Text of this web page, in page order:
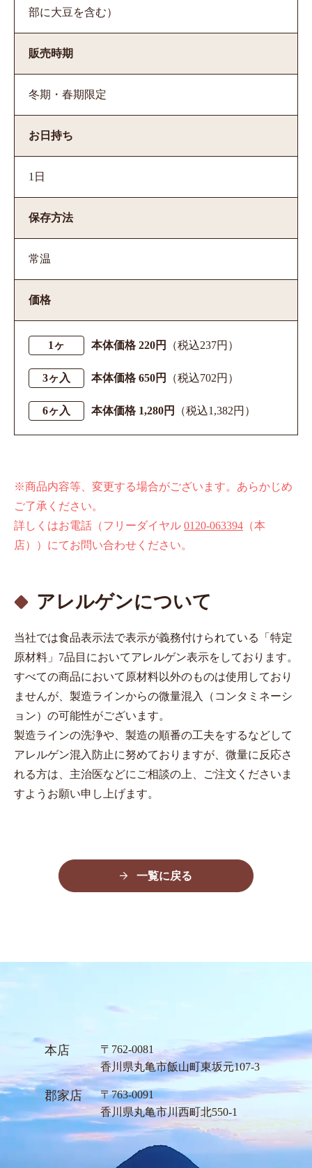
部に大豆を含む）
販売時期
冬期・春期限定
お日持ち
1日
保存方法
常温
価格
1ヶ 本体価格 220円 （税込237円）
3ヶ入 本体価格 650円 （税込702円）
6ヶ入 本体価格 1,280円 （税込1,382円）
※商品内容等、変更する場合がございます。あらかじめ
ご了承ください。
詳しくはお電話（フリーダイヤル 0120-063394 （本
店））にてお問い合わせください。
アレルゲンについて
当社では⾷品表⽰法で表⽰が義務付けられている「特定
原材料」7品⽬においてアレルゲン表⽰をしております。
すべての商品において原材料以外のものは使⽤しており
ませんが、製造ラインからの微量混⼊（コンタミネーシ
ョン）の可能性がございます。
製造ラインの洗浄や、製造の順番の⼯夫をするなどして
アレルゲン混⼊防⽌に努めておりますが、微量に反応さ
れる⽅は、主治医などにご相談の上、ご注⽂くださいま
すようお願い申し上げます。
一覧に戻る
本店
〒762-0081
⾹川県丸⻲市飯⼭町東坂元107-3
郡家店
〒763-0091
⾹川県丸⻲市川⻄町北550-1